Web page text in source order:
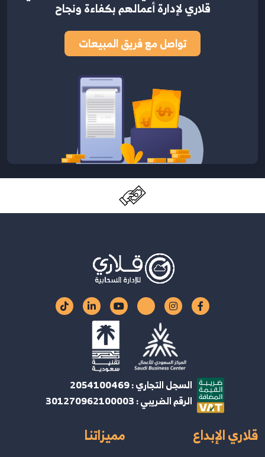
قلاري لإدارة أعمالهم بكفاءة ونجاح
تواصل مع فريق المبيعات
السجل التجاري : 2054100469
الرقم الضريبي : 301270962100003
قلاري الإبداع مميزاتنا